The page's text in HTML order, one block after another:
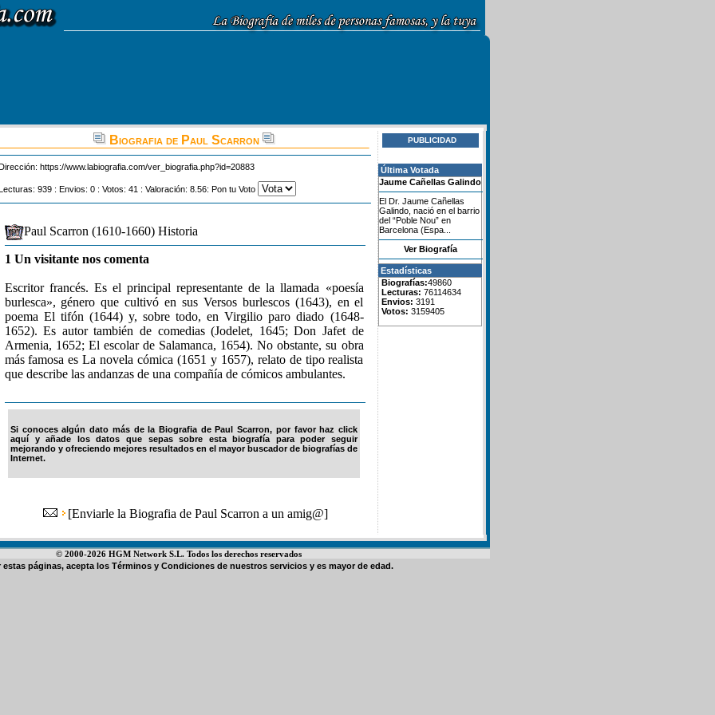
Biografia de Paul Scarron
https://www.labiografia.com/ver_biografia.php?id=20883
939 : Envios: 0 : Votos: 41 : Valoración: 8.56: Pon tu Voto
Paul Scarron (1610-1660) Historia
1 Un visitante nos comenta
Escritor francés. Es el principal representante de la llamada «poesía
burlesca», género que cultivó en sus Versos burlescos (1643), en el
poema El tifón (1644) y, sobre todo, en Virgilio paro diado (1648-
1652). Es autor también de comedias (Jodelet, 1645; Don Jafet de
Armenia, 1652; El escolar de Salamanca, 1654). No obstante, su obra
más famosa es La novela cómica (1651 y 1657), relato de tipo realista
que describe las andanzas de una compañía de cómicos ambulantes.
Si conoces algún dato más de la Biografia de Paul Scarron, por favor haz click
aquí y añade los datos que sepas sobre esta biografía para poder seguir
mejorando y ofreciendo mejores resultados en el mayor buscador de biografías de
Internet.
[Enviarle la Biografia de Paul Scarron a un amig@]
PUBLICIDAD
Última Votada
Jaume Cañellas Galindo
El Dr. Jaume Cañellas
Galindo, nació en el barrio
del “Poble Nou” en
Barcelona (Espa...
Ver Biografía
Estadísticas
Biografías:49860
Lecturas: 76114634
Envios: 3191
Votos: 3159405
© 2000-2026 HGM Network S.L. Todos los derechos reservados
estas páginas, acepta los Términos y Condiciones de nuestros servicios y es mayor de edad.